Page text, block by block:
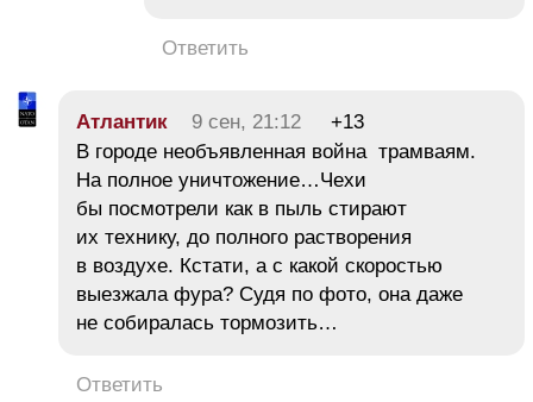
Ответить
Атлантик 9 сен, 21:12
+13
В городе необъявленная война трамваям.
На полное уничтожение…Чехи
бы посмотрели как в пыль стирают
их технику, до полного растворения
в воздухе. Кстати, а с какой скоростью
выезжала фура? Судя по фото, она даже
не собиралась тормозить…
Ответить